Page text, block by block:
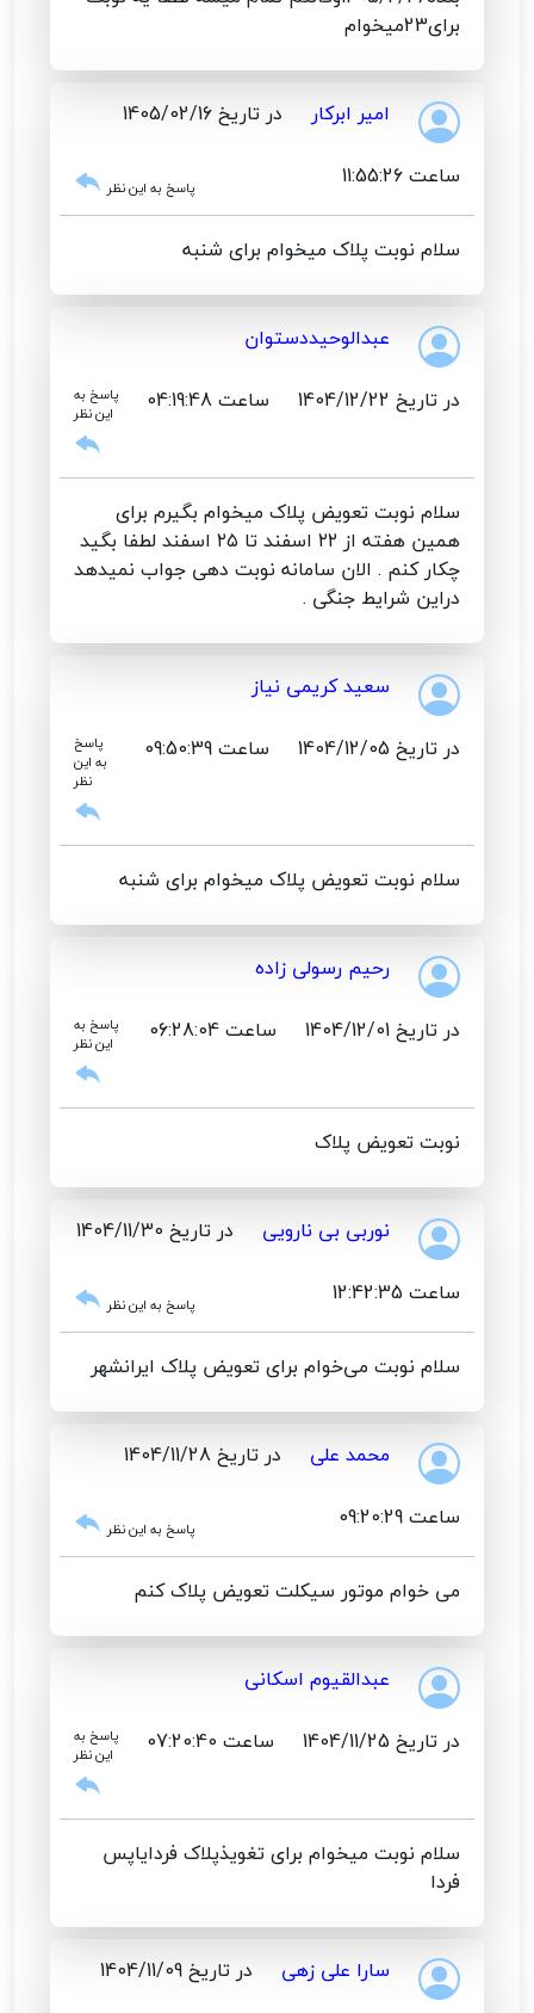
برای23میخوام
امیر ابرکار
در تاریخ 1405/02/16
ساعت 11:55:26
پاسخ به این نظر
سلام نوبت پلاک میخوام برای شنبه
عبدالوحیددستوان
در تاریخ 1404/12/22
ساعت 04:19:48
پاسخ به
این نظر
سلام نوبت تعویض پلاک میخوام بگیرم برای
همین هفته از ۲۲ اسفند تا ۲۵ اسفند لطفا بگید
چکار کنم . الان سامانه نوبت دهی جواب نمیدهد
دراین شرایط جنگی .
سعید کریمی نیاز
در تاریخ 1404/12/05
ساعت 09:50:39
پاسخ
به این
نظر
سلام نوبت تعویض پلاک میخوام برای شنبه
رحیم رسولی زاده
در تاریخ 1404/12/01
ساعت 06:28:04
پاسخ به
این نظر
نوبت تعویض پلاک
نوربی بی نارویی
در تاریخ 1404/11/30
ساعت 12:42:35
پاسخ به این نظر
سلام نوبت می‌خوام برای تعویض پلاک ایرانشهر
محمد علی
در تاریخ 1404/11/28
ساعت 09:20:29
پاسخ به این نظر
می خوام موتور سیکلت تعویض پلاک کنم
عبدالقیوم اسکانی
در تاریخ 1404/11/25
ساعت 07:20:40
پاسخ به
این نظر
سلام نوبت میخوام برای تغویذپلاک فردایاپس
فردا
سارا علی زهی
در تاریخ 1404/11/09